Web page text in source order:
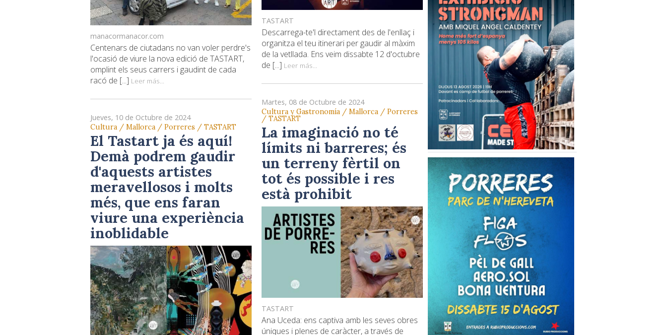
manacormanacor.com
Centenars de ciutadans no van voler perdre's
l'ocasió de viure la nova edició de TASTART,
omplint els seus carrers i gaudint de cada
racó de [...] Leer más...
Jueves, 10 de Octubre de 2024
Cultura / Mallorca / Porreres / TASTART
El Tastart ja és aquí!
Demà podrem gaudir
d'aquests artistes
meravellosos i molts
més, que ens faran
viure una experiència
inoblidable
TASTART
Descarrega-te'l directament des de l'enllaç i
organitza el teu itinerari per gaudir al màxim
de la vetllada. Ens veim dissabte 12 d'octubre
de [...] Leer más...
Martes, 08 de Octubre de 2024
Cultura y Gastronomía / Mallorca / Porreres
/ TASTART
La imaginació no té
límits ni barreres; és
un terreny fèrtil on
tot és possible i res
està prohibit
TASTART
Ana Uceda: ens captiva amb les seves obres
úniques i plenes de caràcter, a través de